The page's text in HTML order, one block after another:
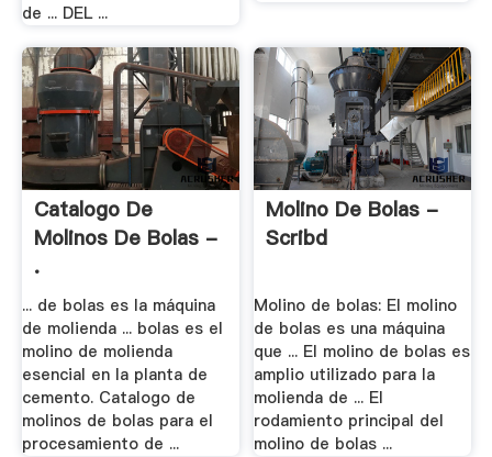
de ... DEL ...
Catalogo De
Molinos De Bolas -
.
... de bolas es la máquina
de molienda ... bolas es el
molino de molienda
esencial en la planta de
cemento. Catalogo de
molinos de bolas para el
procesamiento de ...
Molino De Bolas -
Scribd
Molino de bolas: El molino
de bolas es una máquina
que ... El molino de bolas es
amplio utilizado para la
molienda de ... El
rodamiento principal del
molino de bolas ...